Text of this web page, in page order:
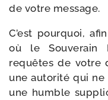
de votre message.
C’est pour­quoi,
où le Souverain
requêtes de votre
une auto­ri­té qui ne
une humble